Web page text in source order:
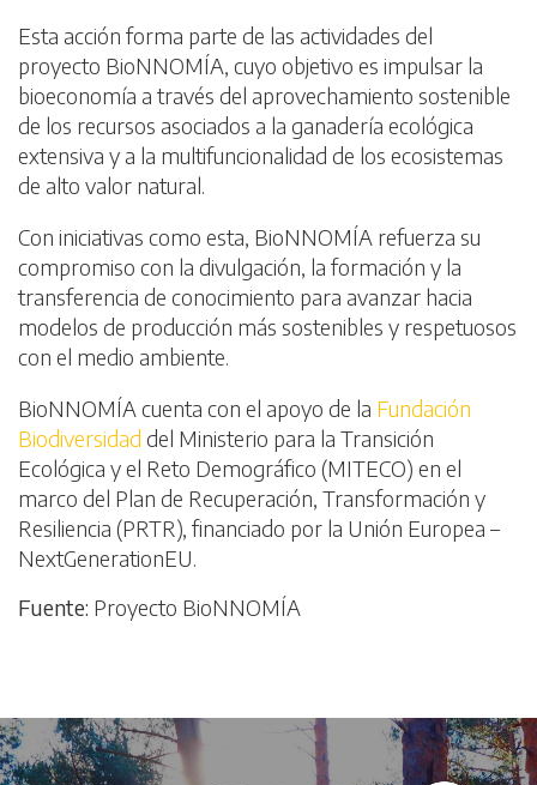
Esta acción forma parte de las actividades del
proyecto BioNNOMÍA, cuyo objetivo es impulsar la
bioeconomía a través del aprovechamiento sostenible
de los recursos asociados a la ganadería ecológica
extensiva y a la multifuncionalidad de los ecosistemas
de alto valor natural.
Con iniciativas como esta, BioNNOMÍA refuerza su
compromiso con la divulgación, la formación y la
transferencia de conocimiento para avanzar hacia
modelos de producción más sostenibles y respetuosos
con el medio ambiente.
BioNNOMÍA cuenta con el apoyo de la Fundación
Biodiversidad del Ministerio para la Transición
Ecológica y el Reto Demográfico (MITECO) en el
marco del Plan de Recuperación, Transformación y
Resiliencia (PRTR), financiado por la Unión Europea –
NextGenerationEU.
Fuente: Proyecto BioNNOMÍA